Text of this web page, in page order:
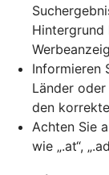
Hintergrund
Informieren
Länder
den
Achten Sie
wie „.at“,